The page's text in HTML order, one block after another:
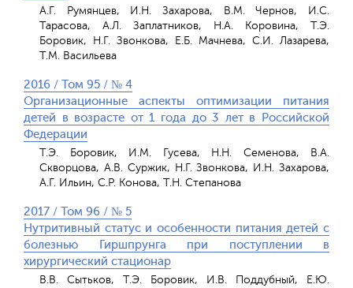
А.Г. Румянцев, И.Н. Захарова, В.М. Чернов, И.С.
Тарасова, А.Л. Заплатников, Н.А. Коровина, Т.Э.
Боровик, Н.Г. Звонкова, Е.Б. Мачнева, С.И. Лазарева,
Т.М. Васильева
2016 / Том 95 / № 4
Организационные аспекты оптимизации питания
детей в возрасте от 1 года до 3 лет в Российской
Федерации
Т.Э. Боровик, И.М. Гусева, Н.Н. Семенова, В.А.
Скворцова, А.В. Суржик, Н.Г. Звонкова, И.Н. Захарова,
А.Г. Ильин, С.Р. Конова, Т.Н. Степанова
2017 / Том 96 / № 5
Нутритивный статус и особенности питания детей с
болезнью Гиршпрунга при поступлении в
хирургический стационар
В.В. Сытьков, Т.Э. Боровик, И.В. Поддубный, Е.Ю.